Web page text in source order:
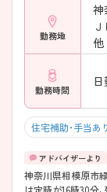
勤務地
神
他
勤務時間
日
住宅補助・手当あり
神奈川県相模原市